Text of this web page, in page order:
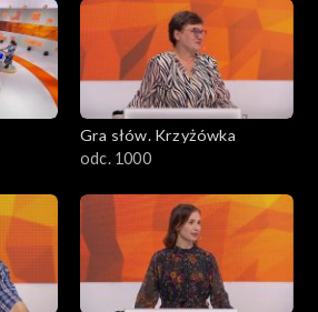
Gra słów. Krzyżówka
odc. 1000